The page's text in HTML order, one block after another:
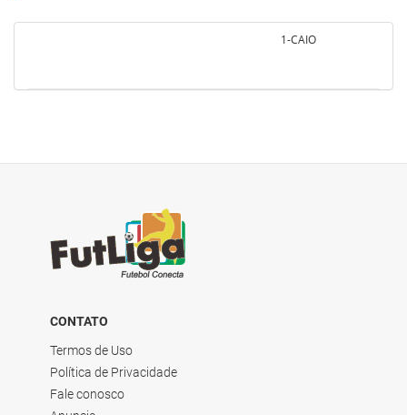
1-CAIO
CONTATO
Termos de Uso
Política de Privacidade
Fale conosco